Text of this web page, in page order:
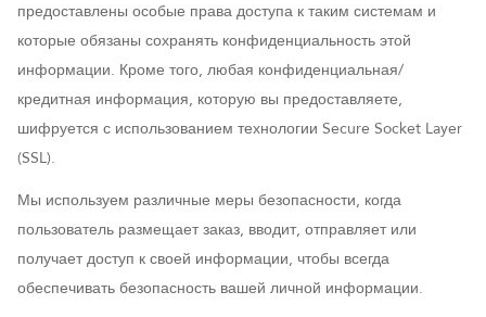
предоставлены особые права доступа к таким системам и
которые обязаны сохранять конфиденциальность этой
информации. Кроме того, любая конфиденциальная/
кредитная информация, которую вы предоставляете,
шифруется с использованием технологии Secure Socket Layer
(SSL).
Мы используем различные меры безопасности, когда
пользователь размещает заказ, вводит, отправляет или
получает доступ к своей информации, чтобы всегда
обеспечивать безопасность вашей личной информации.